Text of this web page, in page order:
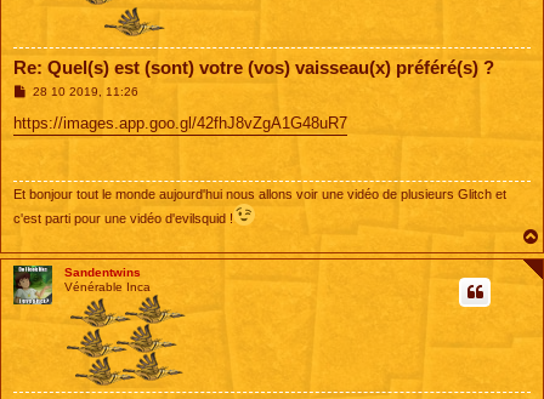
Re: Quel(s) est (sont) votre (vos) vaisseau(x) préféré(s) ?
M
s
s
28 10 2019, 11:26
https://images.app.goo.gl/42fhJ8vZgA1G48uR7
Et bonjour tout le monde aujourd'hui nous allons voir une vidéo de plusieurs Glitch et
c'est parti pour une vidéo d'evilsquid !
Sandentwins
Vénérable Inca